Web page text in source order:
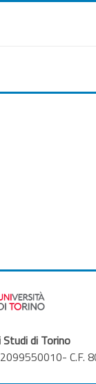
di Torino
C.F.